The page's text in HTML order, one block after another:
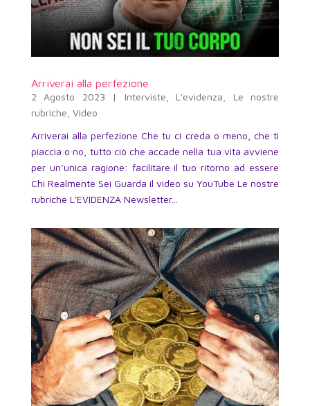
Arriverai alla perfezione
2 Agosto 2023 | Interviste L'evidenza
Le nostre
rubriche Video
Arriverai alla perfezione Che tu ci creda o meno, che ti
piaccia o no, tutto ciò che accade nella tua vita avviene
per un’unica ragione: facilitare il tuo ritorno ad essere
Chi Realmente Sei Guarda il video su YouTube Le nostre
rubriche L'EVIDENZA Newsletter...